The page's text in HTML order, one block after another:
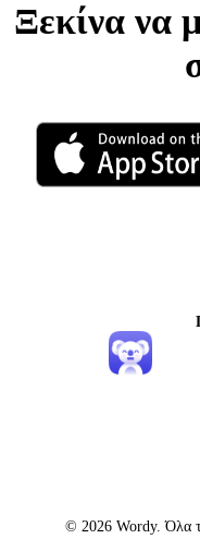
Ξεκίνα να
© 2026 Wordy. Όλα